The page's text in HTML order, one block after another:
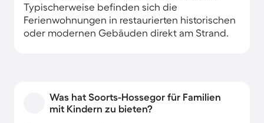
Typischerweise befinden sich die
Ferienwohnungen in restaurierten historischen
oder modernen Gebäuden direkt am Strand.
Was hat Soorts-Hossegor für Familien
mit Kindern zu bieten?